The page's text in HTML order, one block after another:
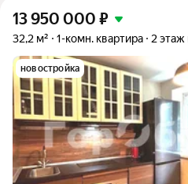
13 950 000 ₽
32,2 м² 1-комн. квартира 2 этаж
новостройка